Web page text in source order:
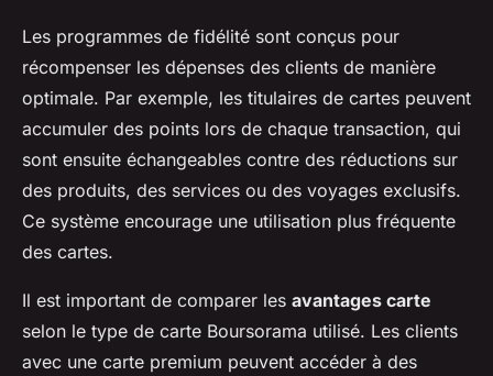
Les programmes de fidélité sont conçus pour
récompenser les dépenses des clients de manière
optimale. Par exemple, les titulaires de cartes peuvent
accumuler des points lors de chaque transaction, qui
sont ensuite échangeables contre des réductions sur
des produits, des services ou des voyages exclusifs.
Ce système encourage une utilisation plus fréquente
des cartes.
Il est important de comparer les avantages carte
selon le type de carte Boursorama utilisé. Les clients
avec une carte premium peuvent accéder à des